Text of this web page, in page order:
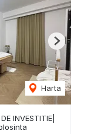
Harta
Next
INVESTITIE|